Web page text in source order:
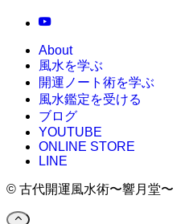
About
風水を学ぶ
開運ノート術を学ぶ
風水鑑定を受ける
ブログ
YOUTUBE
ONLINE STORE
LINE
© 古代開運風水術〜響月堂〜